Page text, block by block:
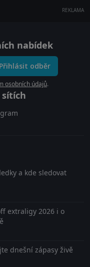
REKLAMA
nabídek
Přihlásit odběr
osobních údajů.
sítích
a kde sledovat
extraligy 2026 i o
dnešní zápasy živě